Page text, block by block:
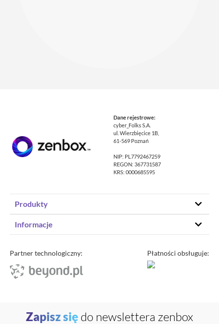
Dane rejestrowe:
cyber_Folks S.A.
ul. Wierzbięcice 1B,
61-569 Poznań
NIP: PL7792467259
REGON: 367731587
KRS: 0000685595
Produkty
Transfer domeny
Poczta e-mail
Generator haseł
Informacje
Program partnerski
Blog
Kariera
Ochrona Danych Osobowych
Zapisz się do newslettera zenbox
Partner technologiczny: Płatności obsługuje: